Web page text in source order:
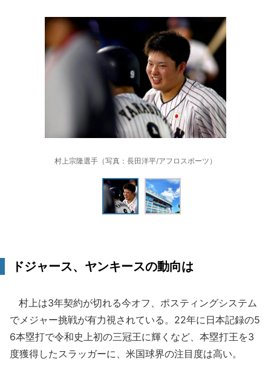
村上宗隆選手（写真：長田洋平/アフロスポーツ）
ドジャース、ヤンキースの動向は
村上は3年契約が切れる今オフ、ポスティングシステム
でメジャー挑戦が有力視されている。22年に日本記録の5
6本塁打で令和史上初の三冠王に輝くなど、本塁打王を3
度獲得したスラッガーに、米国球界の注目度は高い。